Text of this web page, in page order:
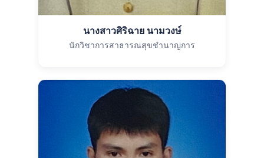
นางสาวศิริฉาย นามวงษ์
นักวิชาการสาธารณสุขชำนาญการ